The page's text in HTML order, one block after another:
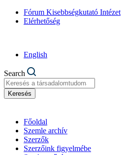
Fórum Kisebbségkutató Intézet
Elérhetőség
English
Search
Keresés
Főoldal
Szemle archív
Szerzők
Szerzőink figyelmébe